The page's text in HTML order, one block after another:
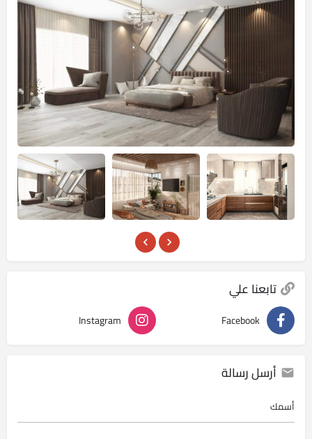
تابعنا علي
Facebook
Instagram
أرسل رسالة